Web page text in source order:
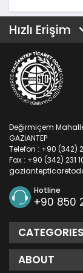
Hızlı Erişim
Değirmiçem
GAZİANTEP
Telefon : +90 (342)
Fax : +90 (342) 231
Hotline
+90 850
CATEGORIES
ABOUT